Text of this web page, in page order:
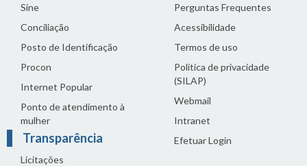
Sine
Conciliação
Posto de Identificação
Procon
Internet Popular
Ponto de atendimento à
mulher
Transparência
Licitações
Perguntas Frequentes
Acessibilidade
Termos de uso
Política de privacidade
(SILAP)
Webmail
Intranet
Efetuar Login